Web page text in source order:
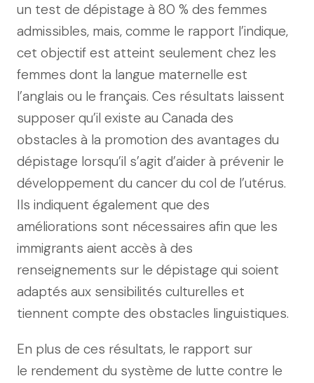
un test de dépistage à 80 % des femmes
admissibles, mais, comme le rapport l’indique,
cet objectif est atteint seulement chez les
femmes dont la langue maternelle est
l’anglais ou le français. Ces résultats laissent
supposer qu’il existe au Canada des
obstacles à la promotion des avantages du
dépistage lorsqu’il s’agit d’aider à prévenir le
développement du cancer du col de l’utérus.
Ils indiquent également que des
améliorations sont nécessaires afin que les
immigrants aient accès à des
renseignements sur le dépistage qui soient
adaptés aux sensibilités culturelles et
tiennent compte des obstacles linguistiques.
En plus de ces résultats, le rapport sur
le rendement du système de lutte contre le